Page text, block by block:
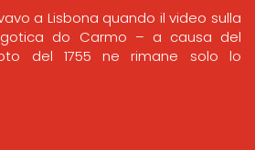
a Lisbona quando il video sulla
do Carmo – a causa del
del 1755 ne rimane solo lo